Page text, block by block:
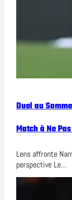
Duel au
Match à Ne
Lens affronte
perspective Le…